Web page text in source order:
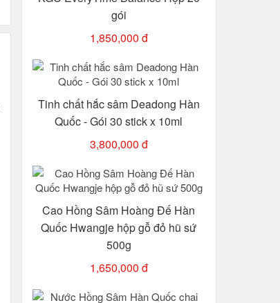
gói
1,850,000 đ
Tinh chất hắc sâm Deadong Hàn
Quốc - Gói 30 stick x 10ml
3,800,000 đ
Cao Hồng Sâm Hoàng Đế Hàn
Quốc Hwangje hộp gỗ đỏ hũ sứ
500g
1,650,000 đ